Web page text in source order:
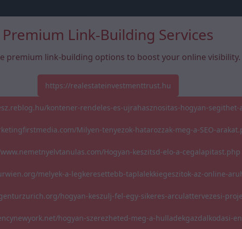
Premium Link-Building Services
premium link-building options to boost your online visibility.
https://realestateinvestmenttrust.hu
kontener-rendeles-es-ujrahasznositas-hogyan-segithet-
Milyen-tenyezok-hatarozzak-meg-a-SEO-
Hogyan-keszitsd-elo-a-cegalapitast.php
melyek-a-legkeresettebb-taplalekkiegeszitok-az-online-
hogyan-keszulj-fel-egy-sikeres-arculattervezesi-
hogyan-szerezheted-meg-a-hulladekgazdalkodasi-